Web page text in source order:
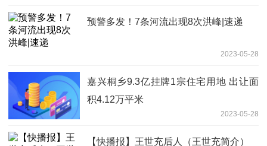
预警多发！7条河流出现8次洪峰|速递
2023-05-28
嘉兴桐乡9.3亿挂牌1宗住宅用地 出让面
积4.12万平米
2023-05-28
【快播报】王世充后人（王世充简介）